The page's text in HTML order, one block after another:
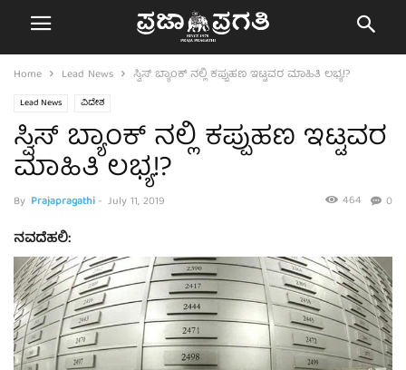
Home Lead News ಸ್ವಿಸ್ ಬ್ಯಾಂಕ್ ನಲ್ಲಿ ಕಪ್ಪುಹಣ ಇಟ್ಟವರ ಮಾಹಿತಿ ಲಭ್ಯ!?
Lead News ವಿದೇಶ
ಸ್ವಿಸ್ ಬ್ಯಾಂಕ್ ನಲ್ಲಿ ಕಪ್ಪುಹಣ ಇಟ್ಟವರ
ಮಾಹಿತಿ ಲಭ್ಯ!?
By Prajapragathi- July 11, 2019 0
464
ನವದೆಹಲಿ: